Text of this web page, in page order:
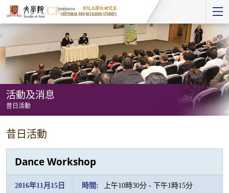
Start
main
Content
活動及消息
昔日活動
動昔日活動
Dance Workshop
2016年11月15日 時間: 上午10時30分 - 下午1時15分